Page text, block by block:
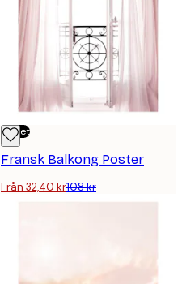
Outlet
Fransk Balkong Poster
Från 32,40 kr108 kr